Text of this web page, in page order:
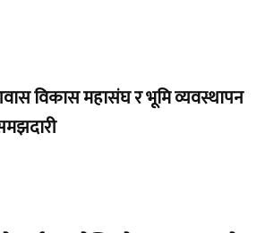
विकास महासंघ र भूमि व्यवस्थापन